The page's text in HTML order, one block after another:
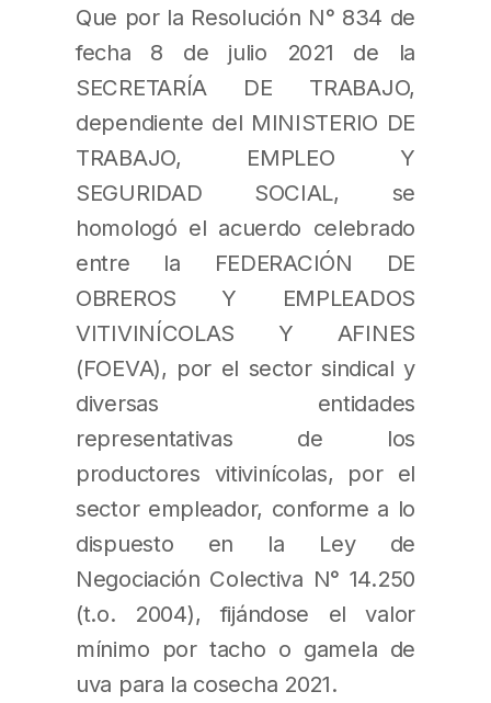
Que por la Resolución N° 834 de
fecha 8 de julio 2021 de la
SECRETARÍA DE TRABAJO,
dependiente del MINISTERIO DE
TRABAJO, EMPLEO Y
SEGURIDAD SOCIAL, se
homologó el acuerdo celebrado
entre la FEDERACIÓN DE
OBREROS Y EMPLEADOS
VITIVINÍCOLAS Y AFINES
(FOEVA), por el sector sindical y
diversas entidades
representativas de los
productores vitivinícolas, por el
sector empleador, conforme a lo
dispuesto en la Ley de
Negociación Colectiva N° 14.250
(t.o. 2004), fijándose el valor
mínimo por tacho o gamela de
uva para la cosecha 2021.